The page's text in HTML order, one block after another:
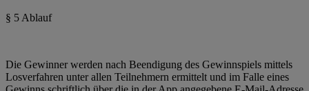
§ 5 Ablauf
Die Gewinner werden nach Beendigung des Gewinnspiels mittels
Losverfahren unter allen Teilnehmern ermittelt und im Falle eines